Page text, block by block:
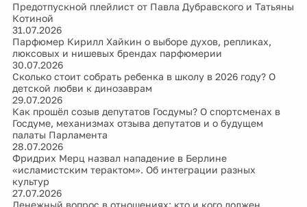
Предотпускной плейлист от Павла Дубравского и Татьяны
Котиной
31.07.2026
Парфюмер Кирилл Хайкин о выборе духов, репликах,
люксовых и нишевых брендах парфюмерии
30.07.2026
Сколько стоит собрать ребенка в школу в 2026 году? О
детской любви к динозаврам
29.07.2026
Как прошёл созыв депутатов Госдумы? О спортсменах в
Госдуме, механизмах отзыва депутатов и о будущем
палаты Парламента
28.07.2026
Фридрих Мерц назвал нападение в Берлине
«исламистским терактом». Об интеграции разных
культур
27.07.2026